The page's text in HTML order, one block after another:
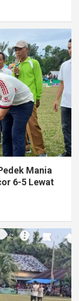
Mania
6-5 Lewat